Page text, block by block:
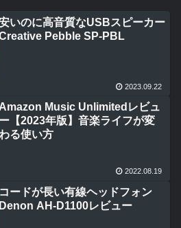
いのに高音質なUSBスピーカー
Pebble SP-PBL
2023.09.22
Amazon Music Unlimitedレビュ
ー【2023年版】音楽ライフが変
る使い方
2022.08.19
コードが長い有線ヘッドフォン
Denon AH-D1100レビュー